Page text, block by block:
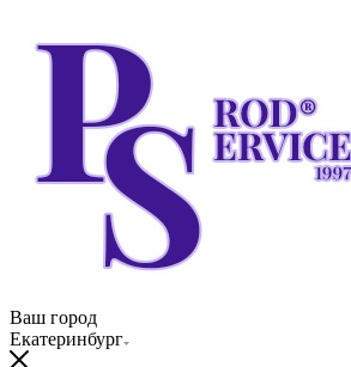
Ваш город
Екатеринбург